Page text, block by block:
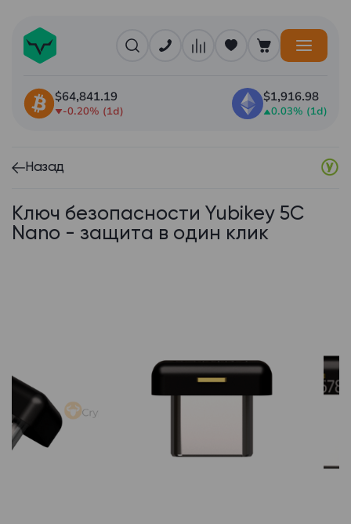
$64,841.19
-0.20% (1d)
$1,916.98
0.03% (1d)
Назад
Ключ безопасности Yubikey 5C
Nano - защита в один клик